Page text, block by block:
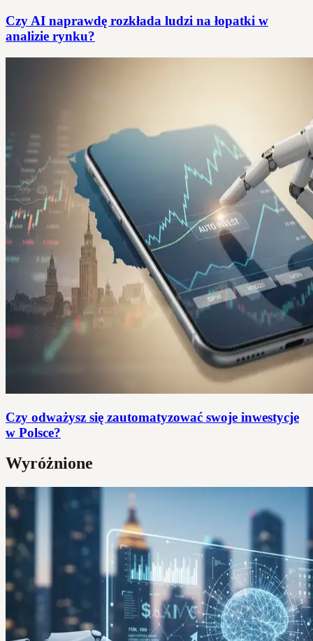
Czy AI naprawdę rozkłada ludzi na łopatki w
analizie rynku?
Czy odważysz się zautomatyzować swoje inwestycje
w Polsce?
Wyróżnione